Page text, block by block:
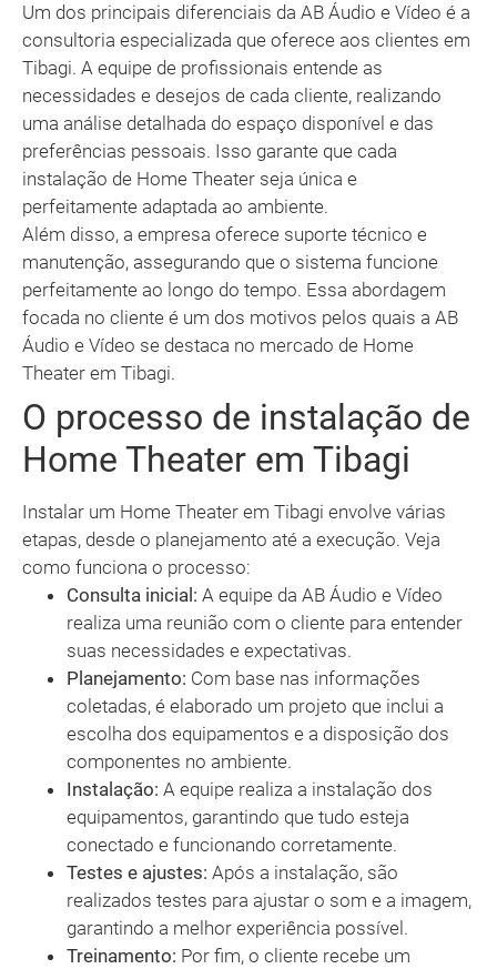
Um dos principais diferenciais da AB Áudio e Vídeo é a
consultoria especializada que oferece aos clientes em
Tibagi. A equipe de profissionais entende as
necessidades e desejos de cada cliente, realizando
uma análise detalhada do espaço disponível e das
preferências pessoais. Isso garante que cada
instalação de Home Theater seja única e
perfeitamente adaptada ao ambiente.
Além disso, a empresa oferece suporte técnico e
manutenção, assegurando que o sistema funcione
perfeitamente ao longo do tempo. Essa abordagem
focada no cliente é um dos motivos pelos quais a AB
Áudio e Vídeo se destaca no mercado de Home
Theater em Tibagi.
O processo de instalação de
Home Theater em Tibagi
Instalar um Home Theater em Tibagi envolve várias
etapas, desde o planejamento até a execução. Veja
como funciona o processo:
Consulta inicial: A equipe da AB Áudio e Vídeo
realiza uma reunião com o cliente para entender
suas necessidades e expectativas.
Planejamento: Com base nas informações
coletadas, é elaborado um projeto que inclui a
escolha dos equipamentos e a disposição dos
componentes no ambiente.
Instalação: A equipe realiza a instalação dos
equipamentos, garantindo que tudo esteja
conectado e funcionando corretamente.
Testes e ajustes: Após a instalação, são
realizados testes para ajustar o som e a imagem,
garantindo a melhor experiência possível.
Treinamento: Por fim, o cliente recebe um